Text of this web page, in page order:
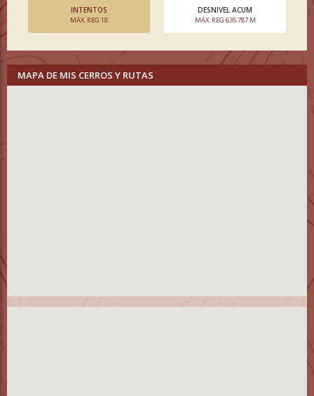
INTENTOS
MÁX. REG 18
DESNIVEL ACUM
MÁX. REG 635.787 M
MAPA DE MIS CERROS Y RUTAS